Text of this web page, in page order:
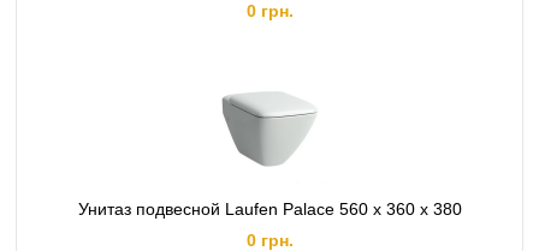
0 грн.
Унитаз подвесной Laufen Palace 560 x 360 x 380
0 грн.